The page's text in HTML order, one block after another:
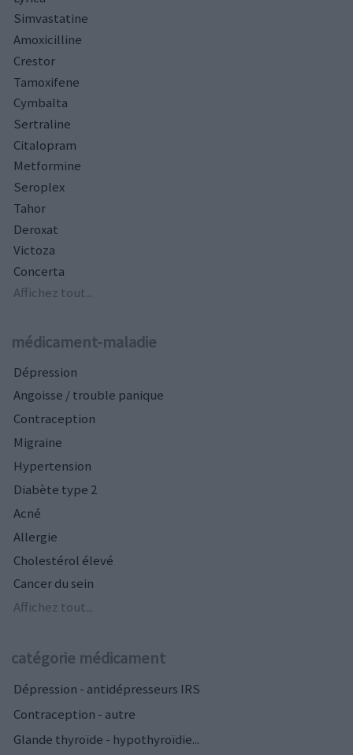
Simvastatine
Amoxicilline
Crestor
Tamoxifene
Cymbalta
Sertraline
Citalopram
Metformine
Seroplex
Tahor
Deroxat
Victoza
Concerta
Affichez tout...
médicament-maladie
Dépression
Angoisse / trouble panique
Contraception
Migraine
Hypertension
Diabète type 2
Acné
Allergie
Cholestérol élevé
Cancer du sein
Affichez tout...
catégorie médicament
Dépression - antidépresseurs IRS
Contraception - autre
Glande thyroïde - hypothyroïdie...